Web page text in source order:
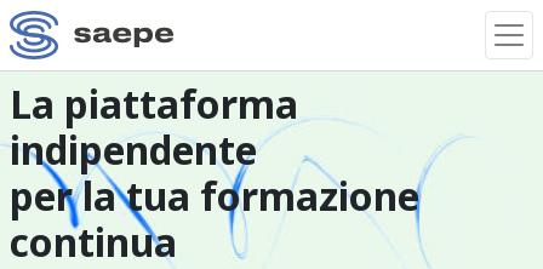
La piattaforma
indipendente
per la tua formazione
continua